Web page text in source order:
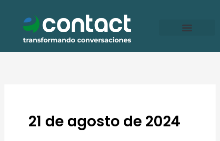
contenido
21 de agosto de 2024